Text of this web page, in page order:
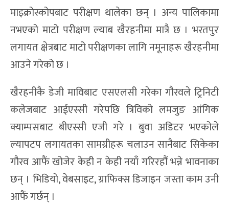
माइक्रोस्कोपबाट परीक्षण थालेका छन् । अन्य पालिकामा
नभएको माटो परीक्षण ल्याब खैरहनीमा मात्रै छ । भरतपुर
लगायत क्षेत्रबाट माटो परीक्षणका लागि नमूनाहरू खैरहनीमा
आउने गरेको छ ।
खैरहनीकै डेजी माविबाट एसएलसी गरेका गौरवले ट्रिनिटी
कलेजबाट आईएस्सी गरेपछि त्रिविको लमजुङ आंगिक
क्याम्पसबाट बीएस्सी एजी गरे । बुवा अडिटर भएकोले
ल्यापटप लगायतका सामग्रीहरू चलाउन सानैबाट सिकेका
गौरव आफैं खोजेर केही न केही नयाँ गरिरहौं भन्ने भावनाका
छन् । भिडियो, वेबसाइट, ग्राफिक्स डिजाइन जस्ता काम उनी
आफैं गर्छन् ।